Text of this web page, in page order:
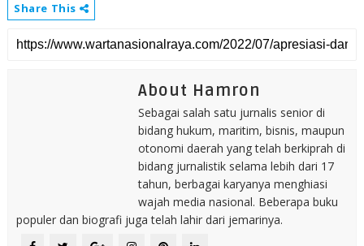
Share This
About Hamron
Sebagai salah satu jurnalis senior di
bidang hukum, maritim, bisnis, maupun
otonomi daerah yang telah berkiprah di
bidang jurnalistik selama lebih dari 17
tahun, berbagai karyanya menghiasi
wajah media nasional. Beberapa buku
populer dan biografi juga telah lahir dari jemarinya.